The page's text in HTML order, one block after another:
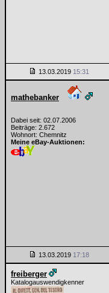
13.03.2019 15:31
mathebanker
Dabei seit: 02.07.2006
Beiträge: 2.672
Wohnort: Chemnitz
Meine eBay-Auktionen:
13.03.2019 17:18
freiberger
Katalogauswendigkenner